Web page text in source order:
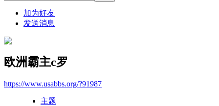
加为好友
发送消息
欧洲霸主c罗
https://www.usabbs.org/?91987
主题